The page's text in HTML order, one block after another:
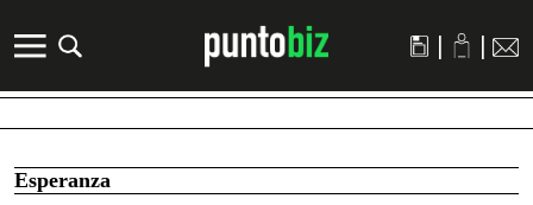
| |
Esperanza